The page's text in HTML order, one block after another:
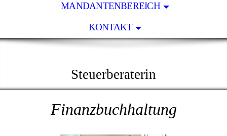
MANDANTENBEREICH
KONTAKT
Steuerberaterin
Finanzbuchhaltung